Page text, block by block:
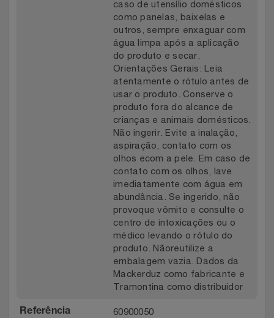
caso de utensílio domésticos
como panelas, baixelas e
outros, sempre enxaguar com
água limpa após a aplicação
do produto e secar.
Orientações Gerais: Leia
atentamente o rótulo antes de
usar o produto. Conserve o
produto fora do alcance de
crianças e animais domésticos.
Não ingerir. Evite a inalação,
aspiração, contato com os
olhos ecom a pele. Em caso de
contato com os olhos, lave
imediatamente com água em
abundância. Se ingerido, não
provoque vômito e consulte o
centro de intoxicações ou o
médico levando o rótulo do
produto. Nãoreutilize a
embalagem vazia. Dados da
Mackerduz como fabricante e
Tramontina como distribuidor
Referência 60900050